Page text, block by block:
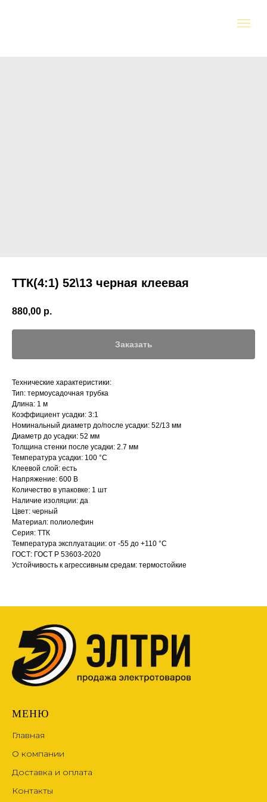
ТТК(4:1) 52\13 черная клеевая
880,00 р.
Заказать
Технические характеристики:
Тип: термоусадочная трубка
Длина: 1 м
Коэффициент усадки: 3:1
Номинальный диаметр до/после усадки: 52/13 мм
Диаметр до усадки: 52 мм
Толщина стенки после усадки: 2.7 мм
Температура усадки: 100 °С
Клеевой слой: есть
Напряжение: 600 В
Количество в упаковке: 1 шт
Наличие изоляции: да
Цвет: черный
Материал: полиолефин
Серия: ТТК
Температура эксплуатации: от -55 до +110 °С
ГОСТ: ГОСТ Р 53603-2020
Устойчивость к агрессивным средам: термостойкие
МЕНЮ
Главная
О компании
Доставка и оплата
Контакты